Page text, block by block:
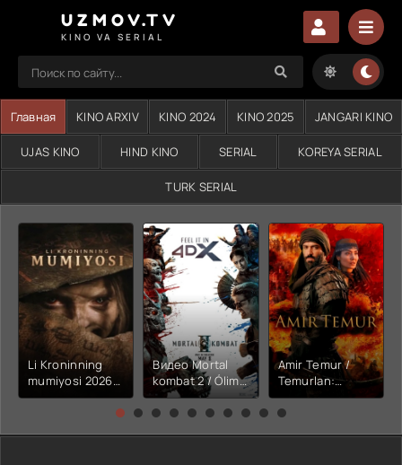
UZMOV.TV
KINO VA SERIAL
Главная KINO ARXIV KINO 2024 KINO 2025 JANGARI KINO
UJAS KINO HIND KINO SERIAL KOREYA SERIAL
TURK SERIAL
Li Kroninning
mumiyosi 2026
(uzbek tilida
kino) tarjima HD
Видео Mortal
kombat 2 / Ólim
jangi 2 (2026)
Uzbek tilida
Amir Temur /
Temurlan:
Fathchining
yuksalishi